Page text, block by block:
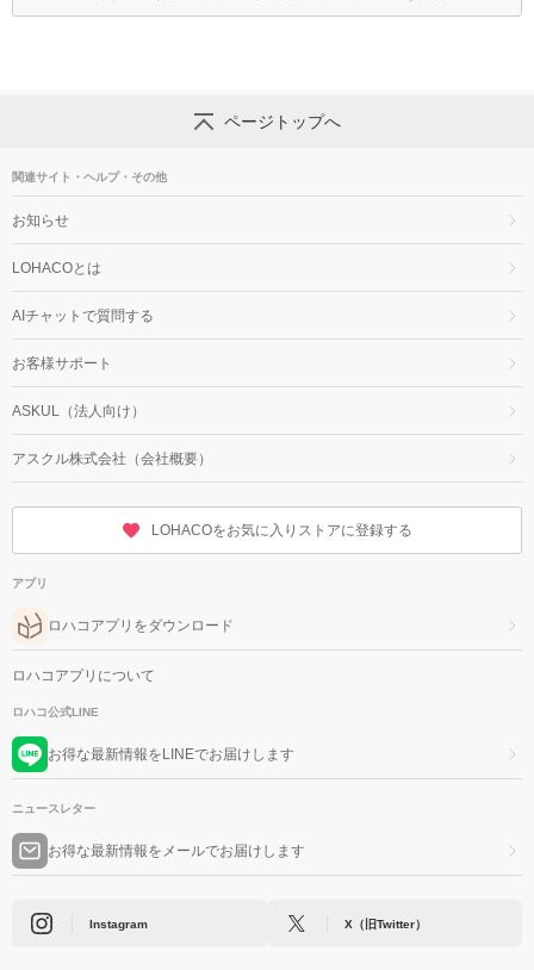
ページトップへ
関連サイト・ヘルプ・その他
お知らせ
LOHACOとは
AIチャットで質問する
お客様サポート
ASKUL（法人向け）
アスクル株式会社（会社概要）
LOHACOをお気に入りストアに登録する
アプリ
ロハコアプリをダウンロード
ロハコアプリについて
ロハコ公式LINE
お得な最新情報をLINEでお届けします
ニュースレター
お得な最新情報をメールでお届けします
Instagram X（旧Twitter）